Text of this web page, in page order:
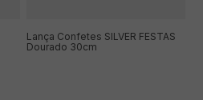
Lança Confetes SILVER FESTAS
Dourado 30cm